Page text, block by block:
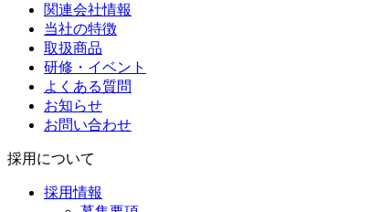
関連会社情報
当社の特徴
取扱商品
研修・イベント
よくある質問
お知らせ
お問い合わせ
採用について
採用情報